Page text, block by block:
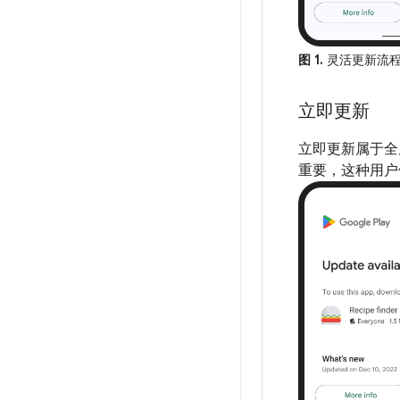
图 1. 灵活更新流
立即更新
立即更新属于
重要，这种用